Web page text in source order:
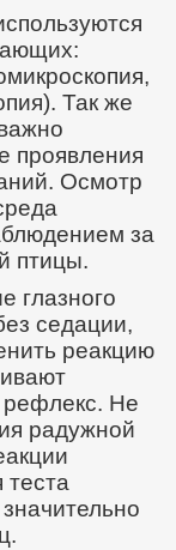
Так же
проявления
Осмотр
за
птицы.
глазного
седации,
реакцию
рефлекс. Не
радужной
теста